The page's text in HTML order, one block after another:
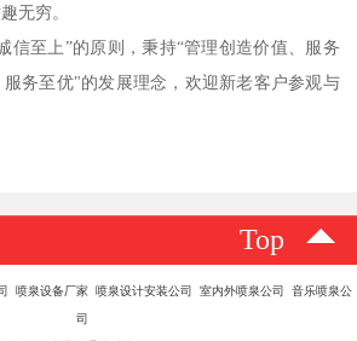
无穷。
信至上”的原则，秉持“管理创造价值、服务
务至优"的发展理念，欢迎新老客户参观与
Top
喷泉设备厂家 喷泉设计安装公司 室内外喷泉公司 音乐喷泉公
司